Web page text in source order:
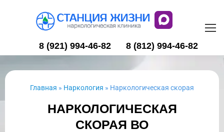
8 (921) 994-46-82 8 (812) 994-46-82
Главная » Наркология » Наркологическая скорая
НАРКОЛОГИЧЕСКАЯ
СКОРАЯ ВО